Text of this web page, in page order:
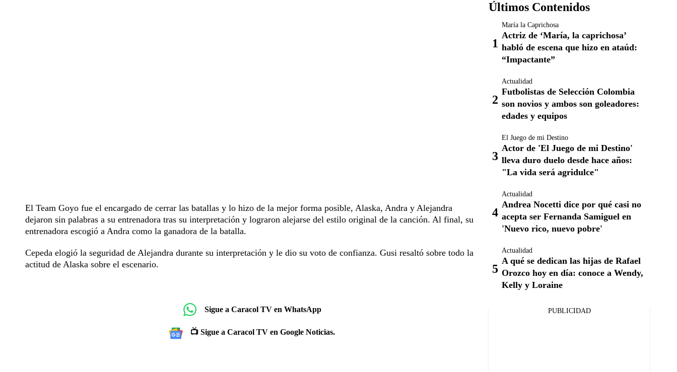
El Team Goyo fue el encargado de cerrar las batallas y lo hizo de la mejor forma posible, Alaska, Andra y Alejandra
dejaron sin palabras a su entrenadora tras su interpretación y lograron alejarse del estilo original de la canción. Al final, su
entrenadora escogió a Andra como la ganadora de la batalla.
Cepeda elogió la seguridad de Alejandra durante su interpretación y le dio su voto de confianza. Gusi resaltó sobre todo la
actitud de Alaska sobre el escenario.
Sigue a Caracol TV en WhatsApp
📺 Sigue a Caracol TV en Google Noticias.
Últimos Contenidos
María la Caprichosa
Actriz de ‘María, la caprichosa’
habló de escena que hizo en ataúd:
“Impactante”
Actualidad
Futbolistas de Selección Colombia
son novios y ambos son goleadores:
edades y equipos
El Juego de mi Destino
Actor de 'El Juego de mi Destino'
lleva duro duelo desde hace años:
"La vida será agridulce"
Actualidad
Andrea Nocetti dice por qué casi no
acepta ser Fernanda Samiguel en
'Nuevo rico, nuevo pobre'
Actualidad
A qué se dedican las hijas de Rafael
Orozco hoy en día: conoce a Wendy,
Kelly y Loraine
PUBLICIDAD